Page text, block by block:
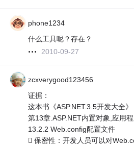
phone1234
什么工具呢？存在？
2010-09-27
zcxverygood123456
证据：
这本书《ASP.NET.3.5开发大全》
第13章.ASP.NET内置对象,应用
13.2.2 Web.config配置文件
 保密性：开发人员可以对